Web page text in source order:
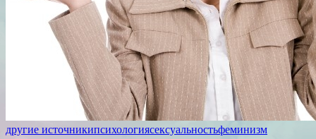
другие источникипсихологиясексуальностьфеминизм